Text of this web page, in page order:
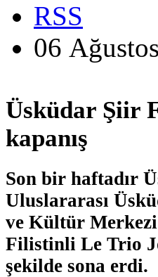
RSS
06
Üsküdar Şiir
kapanış
Son bir haftadır
Uluslararası
ve Kültür
Filistinli Le Trio
şekilde sona erdi.